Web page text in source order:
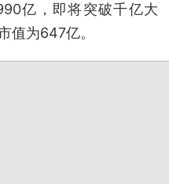
亿，即将突破千亿大
值为647亿。